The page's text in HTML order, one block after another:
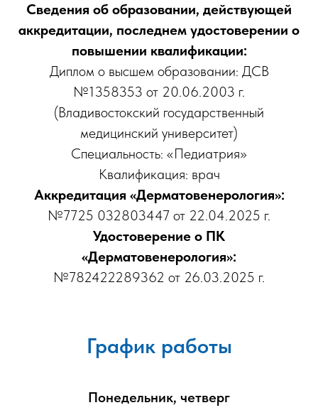
Сведения об образовании, действующей
аккредитации, последнем удостоверении о
повышении квалификации:
Диплом о высшем образовании: ДСВ
№1358353 от 20.06.2003 г.
(Владивостокский государственный
медицинский университет)
Специальность: «Педиатрия»
Квалификация: врач
Аккредитация «Дерматовенерология»:
№7725 032803447 от 22.04.2025 г.
Удостоверение о ПК
«Дерматовенерология»:
№782422289362 от 26.03.2025 г.
График работы
Понедельник, четверг